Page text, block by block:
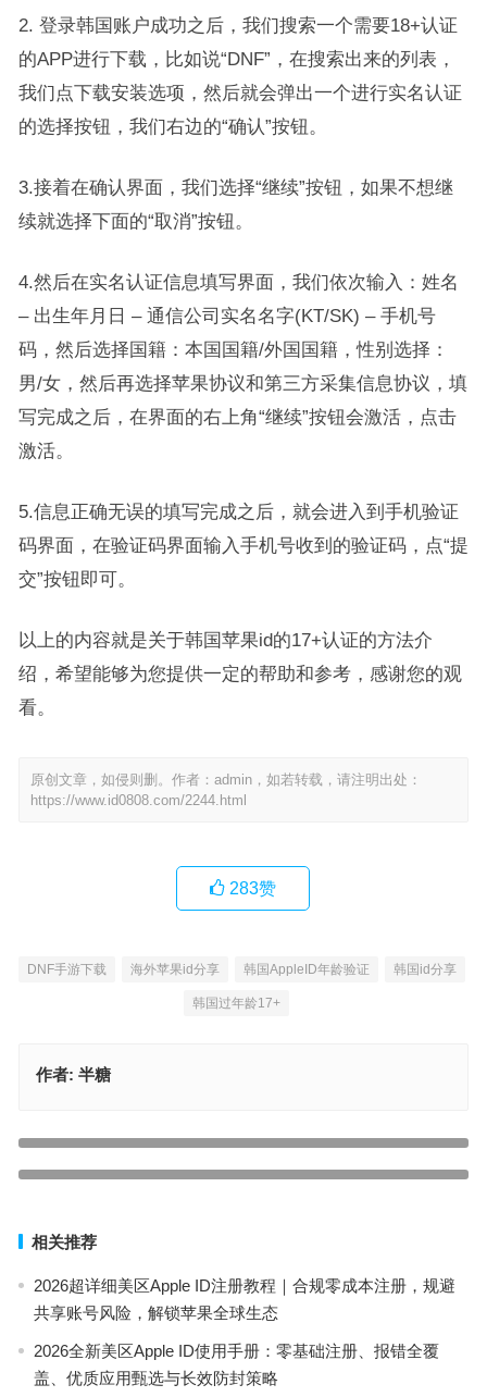
2. 登录韩国账户成功之后，我们搜索一个需要18+认证
的APP进行下载，比如说“DNF”，在搜索出来的列表，
我们点下载安装选项，然后就会弹出一个进行实名认证
的选择按钮，我们右边的“确认”按钮。
3.接着在确认界面，我们选择“继续”按钮，如果不想继
续就选择下面的“取消”按钮。
4.然后在实名认证信息填写界面，我们依次输入：姓名
– 出生年月日 – 通信公司实名名字(KT/SK) – 手机号
码，然后选择国籍：本国国籍/外国国籍，性别选择：
男/女，然后再选择苹果协议和第三方采集信息协议，填
写完成之后，在界面的右上角“继续”按钮会激活，点击
激活。
5.信息正确无误的填写完成之后，就会进入到手机验证
码界面，在验证码界面输入手机号收到的验证码，点“提
交”按钮即可。
以上的内容就是关于韩国苹果id的17+认证的方法介
绍，希望能够为您提供一定的帮助和参考，感谢您的观
看。
原创文章，如侵则删。作者：admin，如若转载，请注明出处：
https://www.id0808.com/2244.html
283赞
DNF手游下载 海外苹果id分享 韩国AppleID年龄验证 韩国id分享
韩国过年龄17+
作者: 半糖
怎么注册日本的苹果id账号ios注册apple日区AppStoreid添加付款方
相关推荐
2026超详细美区Apple ID注册教程｜合规零成本注册，规避
共享账号风险，解锁苹果全球生态
2026全新美区Apple ID使用手册：零基础注册、报错全覆
盖、优质应用甄选与长效防封策略